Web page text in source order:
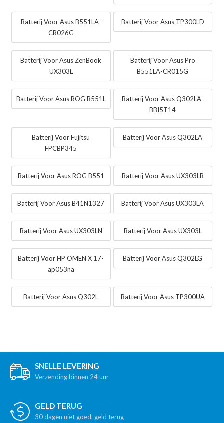
Batterij Voor Asus B551LA-
CR026G
Batterij Voor Asus TP300LD
Batterij Voor Asus ZenBook
UX303L
Batterij Voor Asus Pro
B551LA-CR015G
Batterij Voor Asus ROG B551L
Batterij Voor Asus Q302LA-
BBI5T14
Batterij Voor Fujitsu
FPCBP345
Batterij Voor Asus Q302LA
Batterij Voor Asus ROG B551 Batterij Voor Asus UX303LB
Batterij Voor Asus B41N1327 Batterij Voor Asus UX303LA
Batterij Voor Asus UX303LN Batterij Voor Asus UX303L
Batterij Voor HP OMEN X 17-
ap053na
Batterij Voor Asus Q302LG
Batterij Voor Asus Q302L Batterij Voor Asus TP300UA
SNELLE LEVERING
Verzending binnen 24 uur
GELD TERUG
30 dagen niet goed, geld terug